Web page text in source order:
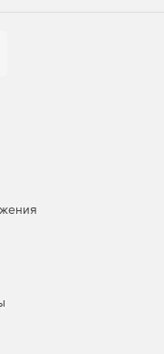
сигналов.
с технологией